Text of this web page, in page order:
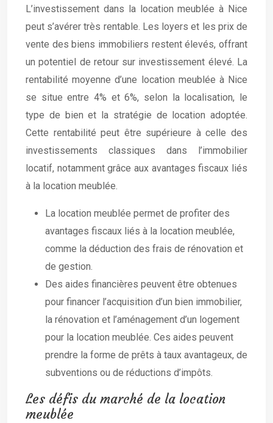
L’investissement dans la location meublée à Nice
peut s’avérer très rentable. Les loyers et les prix de
vente des biens immobiliers restent élevés, offrant
un potentiel de retour sur investissement élevé. La
rentabilité moyenne d’une location meublée à Nice
se situe entre 4% et 6%, selon la localisation, le
type de bien et la stratégie de location adoptée.
Cette rentabilité peut être supérieure à celle des
investissements classiques dans l’immobilier
locatif, notamment grâce aux avantages fiscaux liés
à la location meublée.
La location meublée permet de profiter des
avantages fiscaux liés à la location meublée,
comme la déduction des frais de rénovation et
de gestion.
Des aides financières peuvent être obtenues
pour financer l’acquisition d’un bien immobilier,
la rénovation et l’aménagement d’un logement
pour la location meublée. Ces aides peuvent
prendre la forme de prêts à taux avantageux, de
subventions ou de réductions d’impôts.
Les défis du marché de la location
meublée